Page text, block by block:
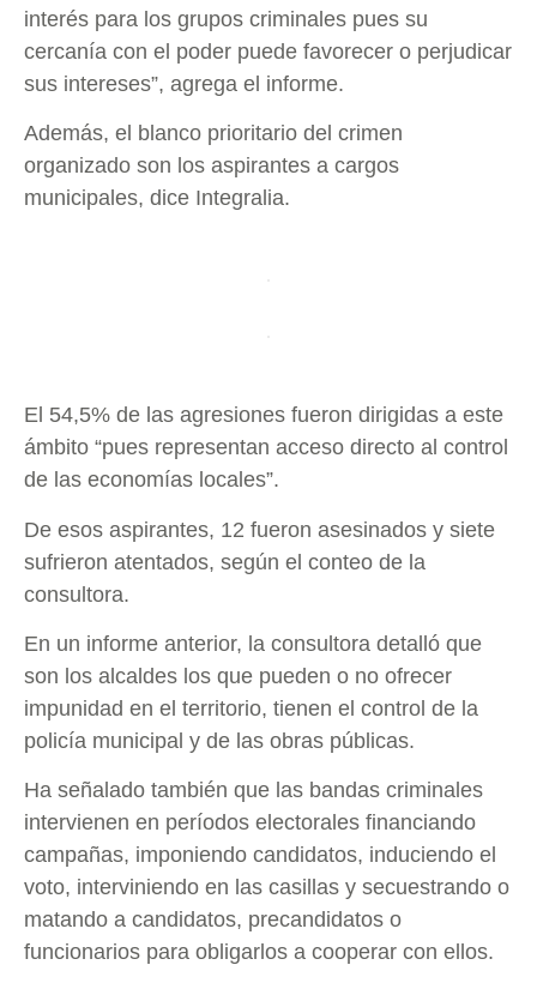
interés para los grupos criminales pues su
cercanía con el poder puede favorecer o perjudicar
sus intereses”, agrega el informe.
Además, el blanco prioritario del crimen
organizado son los aspirantes a cargos
municipales, dice Integralia.
El 54,5% de las agresiones fueron dirigidas a este
ámbito “pues representan acceso directo al control
de las economías locales”.
De esos aspirantes, 12 fueron asesinados y siete
sufrieron atentados, según el conteo de la
consultora.
En un informe anterior, la consultora detalló que
son los alcaldes los que pueden o no ofrecer
impunidad en el territorio, tienen el control de la
policía municipal y de las obras públicas.
Ha señalado también que las bandas criminales
intervienen en períodos electorales financiando
campañas, imponiendo candidatos, induciendo el
voto, interviniendo en las casillas y secuestrando o
matando a candidatos, precandidatos o
funcionarios para obligarlos a cooperar con ellos.